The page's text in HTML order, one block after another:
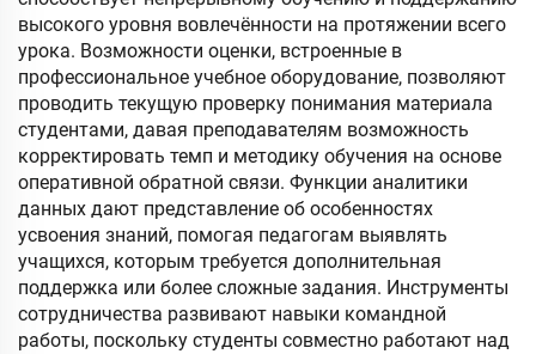
высокого уровня вовлечённости на протяжении всего
урока. Возможности оценки, встроенные в
профессиональное учебное оборудование, позволяют
проводить текущую проверку понимания материала
студентами, давая преподавателям возможность
корректировать темп и методику обучения на основе
оперативной обратной связи. Функции аналитики
данных дают представление об особенностях
усвоения знаний, помогая педагогам выявлять
учащихся, которым требуется дополнительная
поддержка или более сложные задания. Инструменты
сотрудничества развивают навыки командной
работы, поскольку студенты совместно работают над